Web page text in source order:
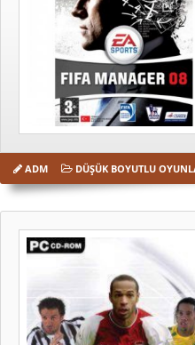
ADM DÜŞÜK BOYUTLU